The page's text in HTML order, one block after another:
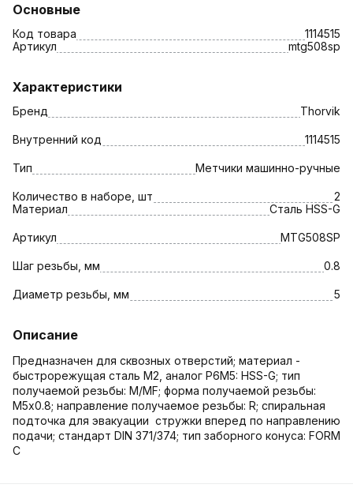
Основные
Код товара
1114515
Артикул
mtg508sp
Характеристики
Бренд Thorvik
Внутренний код 1114515
Тип Метчики машинно-ручные
Количество в наборе, шт
2
Материал
Сталь HSS-G
Артикул MTG508SP
Шаг резьбы, мм 0.8
Диаметр резьбы, мм 5
Описание
Предназначен для сквозных отверстий; материал -
быстрорежущая сталь М2, аналог Р6М5: HSS-G; тип
получаемой резьбы: M/MF; форма получаемой резьбы:
М5х0.8; направление получаемое резьбы: R; спиральная
подточка для эвакуации стружки вперед по направлению
подачи; стандарт DIN 371/374; тип заборного конуса: FORM
C